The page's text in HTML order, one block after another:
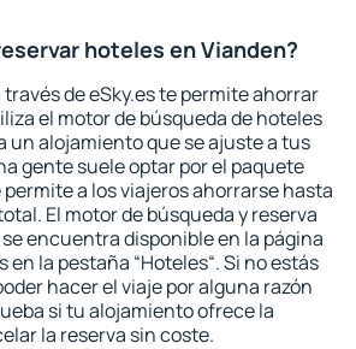
hoteles en Vianden?
de eSky.es te permite ahorrar
el motor de búsqueda de hoteles
un alojamiento que se ajuste a tus
gente suele optar por el paquete
permite a los viajeros ahorrarse hasta
El motor de búsqueda y reserva
encuentra disponible en la página
en la pestaña “Hoteles“. Si no estás
hacer el viaje por alguna razón
si tu alojamiento ofrece la
la reserva sin coste.